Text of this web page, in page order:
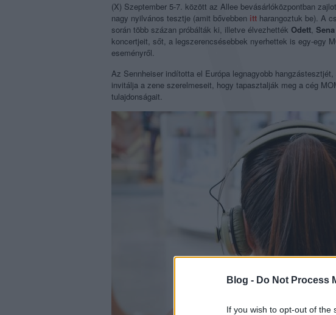
Blog - Do Not Process
If you wish to opt-out of the
(X) Szeptember 5-7. között az Allee bevásárlóközpontban
nagy nyilvános tesztje (amit bővebben itt harangoztuk be). A
során több százan próbálták ki, illetve élvezhették Odett, Sena
koncertjeit, sőt, a legszerencsésebbek nyerhettek is egy-egy
eseményről.
Az Sennheiser indította el Európa legnagyobb
invitálja a zene szerelmeseit, hogy tapasztalják meg a cég
tulajdonságait.